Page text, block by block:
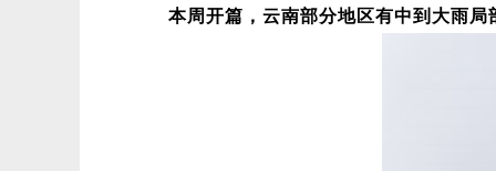
本周开篇，云南部分地区有中到大雨